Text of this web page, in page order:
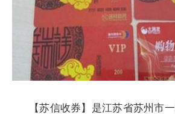
【苏信收券】是江苏省苏州市